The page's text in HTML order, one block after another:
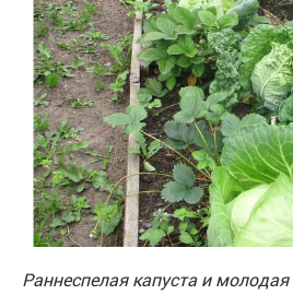
Раннеспелая капуста и